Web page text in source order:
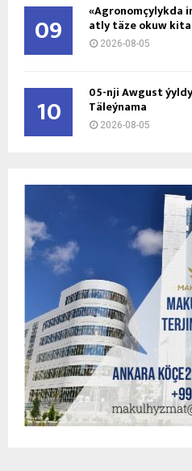
09 «Agronomçylykda
atly täze okuw
2026-08-05
10 05-nji Awgust
Täleýnama
2026-08-05